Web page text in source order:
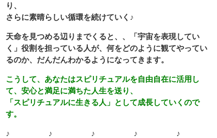
り、
さらに素晴らしい循環を続けていく♪
天命を見つめる辺りまでくると、、「宇宙を表現してい
く」役割を担っている人が、何をどのように観てやってい
るのか、だんだんわかるようになってきます。
こうして、あなたはスピリチュアルを自由自在に活用し
て、安心と満足に満ちた人生を送り、
「スピリチュアルに生きる人」として成長していくので
す。
♪ ♪ ♪ ♪ ♪